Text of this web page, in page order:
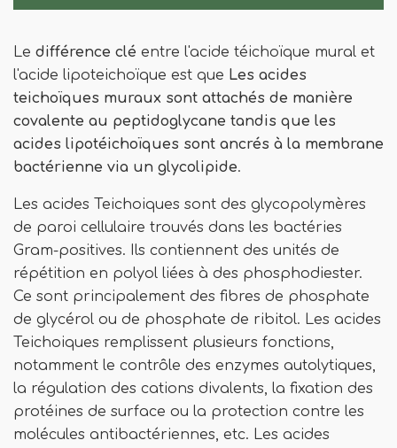
Le différence clé entre l'acide téichoïque mural et
l'acide lipoteichoïque est que Les acides
teichoïques muraux sont attachés de manière
covalente au peptidoglycane tandis que les
acides lipotéichoïques sont ancrés à la membrane
bactérienne via un glycolipide.
Les acides Teichoiques sont des glycopolymères
de paroi cellulaire trouvés dans les bactéries
Gram-positives. Ils contiennent des unités de
répétition en polyol liées à des phosphodiester.
Ce sont principalement des fibres de phosphate
de glycérol ou de phosphate de ribitol. Les acides
Teichoiques remplissent plusieurs fonctions,
notamment le contrôle des enzymes autolytiques,
la régulation des cations divalents, la fixation des
protéines de surface ou la protection contre les
molécules antibactériennes, etc. Les acides